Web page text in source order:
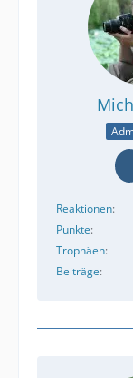
Reaktionen
Punkte
Trophäen
Beiträge